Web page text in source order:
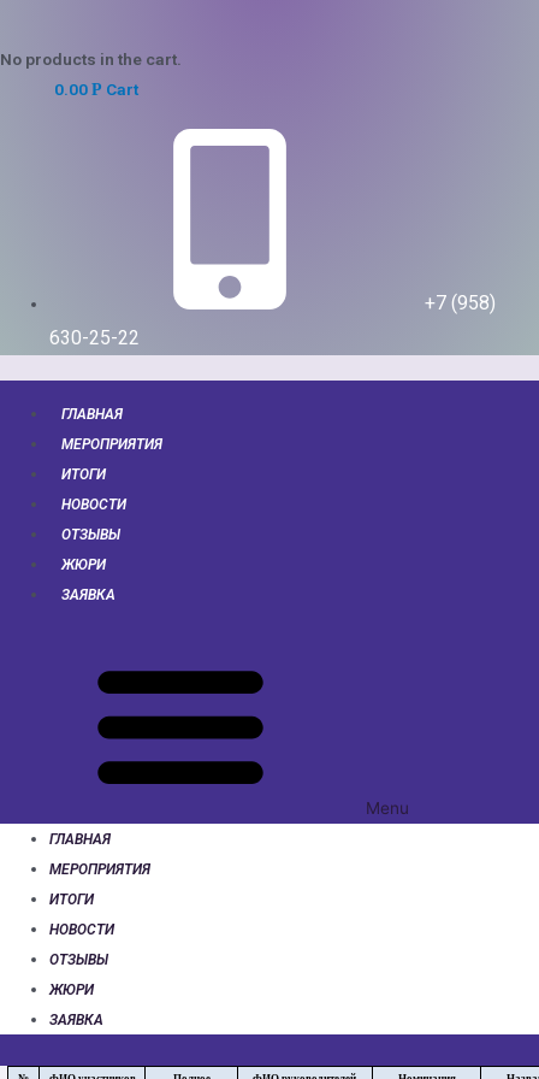
No products in the cart.
0.00 Р Cart
+7 (958)
630-25-22
ГЛАВНАЯ
МЕРОПРИЯТИЯ
ИТОГИ
НОВОСТИ
ОТЗЫВЫ
ЖЮРИ
ЗАЯВКА
Menu
ГЛАВНАЯ
МЕРОПРИЯТИЯ
ИТОГИ
НОВОСТИ
ОТЗЫВЫ
ЖЮРИ
ЗАЯВКА